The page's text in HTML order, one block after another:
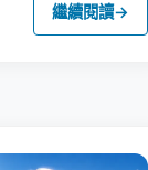
繼續閱讀→